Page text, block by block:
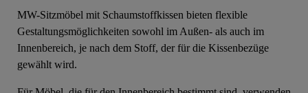
MW-Sitzmöbel mit Schaumstoffkissen bieten flexible
Gestaltungsmöglichkeiten sowohl im Außen- als auch im
Innenbereich, je nach dem Stoff, der für die Kissenbezüge
gewählt wird.